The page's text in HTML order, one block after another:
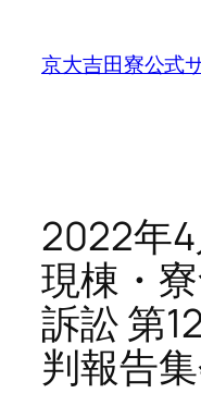
京大吉田寮公式
2022年4
現棟・
訴訟 第
判報告